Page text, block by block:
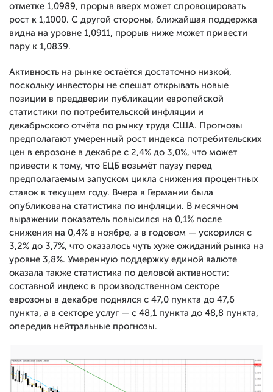
отметке 1,0989, прорыв вверх может спровоцировать
рост к 1,1000. С другой стороны, ближайшая поддержка
видна на уровне 1,0911, прорыв ниже может привести
пару к 1,0839.
Активность на рынке остаётся достаточно низкой,
поскольку инвесторы не спешат открывать новые
позиции в преддверии публикации европейской
статистики по потребительской инфляции и
декабрьского отчёта по рынку труда США. Прогнозы
предполагают умеренный рост индекса потребительских
цен в еврозоне в декабре с 2,4% до 3,0%, что может
привести к тому, что ЕЦБ возьмёт паузу перед
предполагаемым запуском цикла снижения процентных
ставок в текущем году. Вчера в Германии была
опубликована статистика по инфляции. В месячном
выражении показатель повысился на 0,1% после
снижения на 0,4% в ноябре, а в годовом — ускорился с
3,2% до 3,7%, что оказалось чуть хуже ожиданий рынка на
уровне 3,8%. Умеренную поддержку единой валюте
оказала также статистика по деловой активности:
составной индекс в производственном секторе
еврозоны в декабре поднялся с 47,0 пункта до 47,6
пункта, а в секторе услуг — с 48,1 пункта до 48,8 пункта,
опередив нейтральные прогнозы.